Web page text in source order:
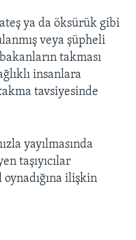
ya da öksürük gibi
veya şüpheli
takması
insanlara
tavsiyesinde
yayılmasında
taşıyıcılar
oynadığına ilişkin